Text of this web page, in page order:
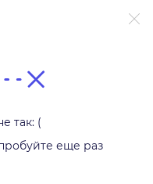
так: (
еще раз